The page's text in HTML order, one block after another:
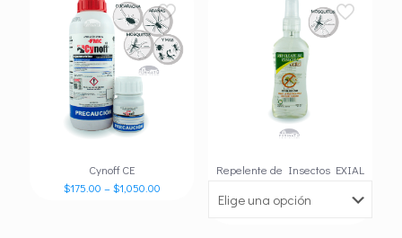
Cynoff CE
$175.00 –$1,050.00
Repelente de Insectos EXIAL